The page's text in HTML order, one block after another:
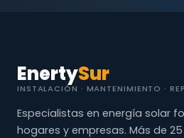
EnertySur
INSTALACIÓN · MANTENIMIENTO ·
Especialistas en energía solar
hogares y empresas. Más de